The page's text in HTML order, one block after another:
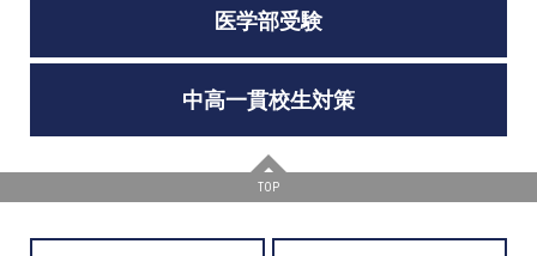
医学部受験
中高一貫校生対策
TOP